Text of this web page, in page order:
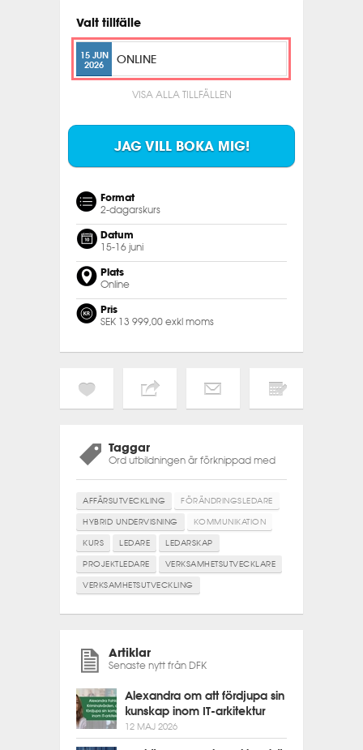
Valt tillfälle
15 JUN
2026
ONLINE
VISA ALLA TILLFÄLLEN
JAG VILL BOKA MIG!
Format
2-dagarskurs
Datum
15-16 juni
Plats
Online
Pris
SEK 13 999,00 exkl moms
Taggar
Ord utbildningen är förknippad med
AFFÄRSUTVECKLING
FÖRÄNDRINGSLEDARE
HYBRID UNDERVISNING
KOMMUNIKATION
KURS
LEDARE
LEDARSKAP
PROJEKTLEDARE
VERKSAMHETSUTVECKLARE
VERKSAMHETSUTVECKLING
Artiklar
Senaste nytt från DFK
Alexandra om att fördjupa sin
kunskap inom IT-arkitektur
12 MAJ 2026